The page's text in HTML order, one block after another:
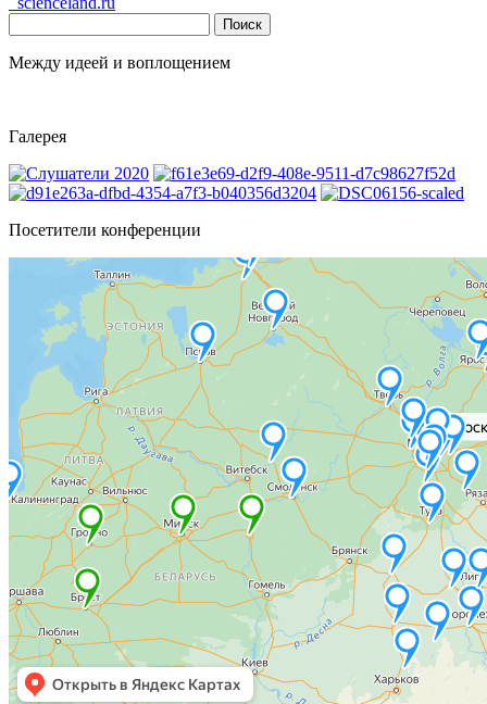
Между идеей и воплощением
Галерея
Посетители конференции